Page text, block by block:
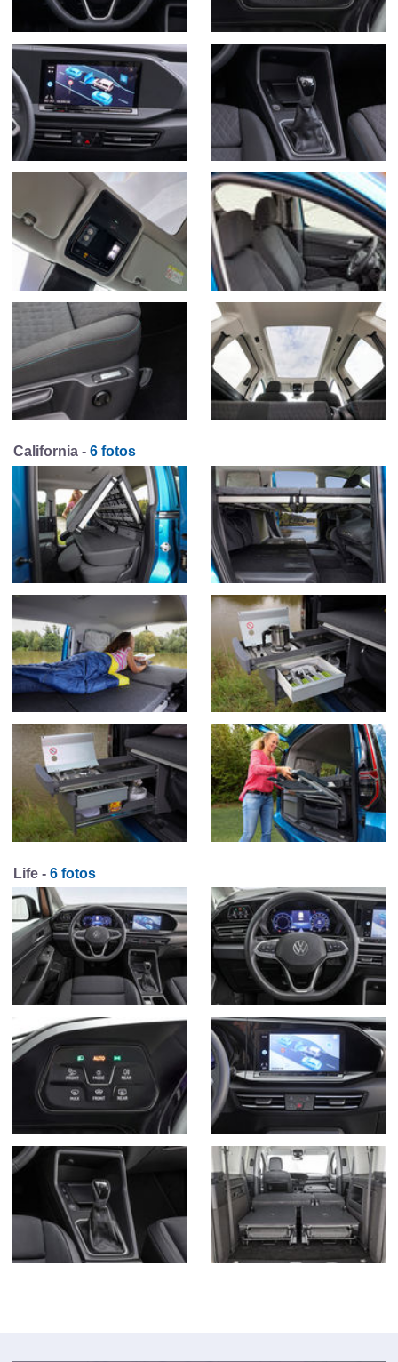
California - 6 fotos
Life - 6 fotos